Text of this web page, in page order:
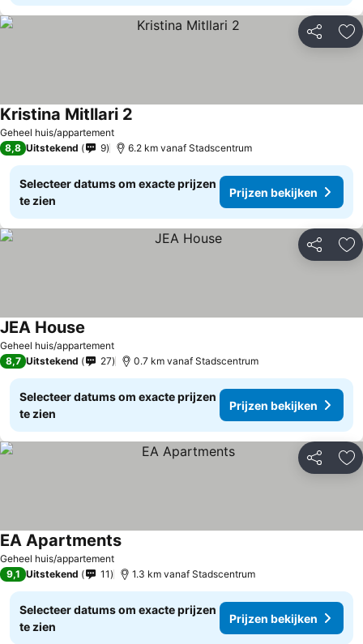
Delen
Geheel huis/appartement
Kristina Mitllari 2
8,8 Uitstekend 9 6.2 km vanaf Stadscentrum
Selecteer datums om exacte prijzen
te zien
Prijzen bekijken
Delen
Geheel huis/appartement
JEA House
8,7 Uitstekend 27 0.7 km vanaf Stadscentrum
Selecteer datums om exacte prijzen
te zien
Prijzen bekijken
Delen
Geheel huis/appartement
EA Apartments
9,1 Uitstekend 11 1.3 km vanaf Stadscentrum
Selecteer datums om exacte prijzen
te zien
Prijzen bekijken